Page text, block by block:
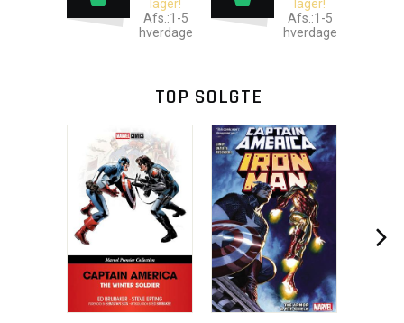
lager!
Afs.:1-5
hverdage
lager!
Afs.:1-5
hverdage
TOP SOLGTE